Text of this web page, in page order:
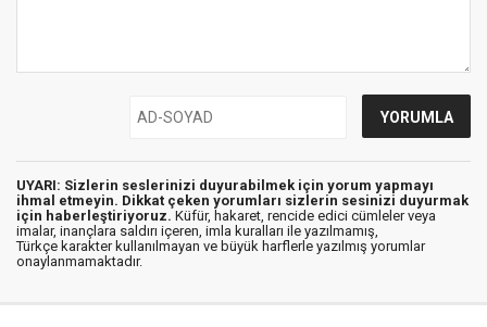
UYARI: Sizlerin seslerinizi duyurabilmek için yorum yapmayı
ihmal etmeyin. Dikkat çeken yorumları sizlerin sesinizi duyurmak
için haberleştiriyoruz. Küfür, hakaret, rencide edici cümleler veya
imalar, inançlara saldırı içeren, imla kuralları ile yazılmamış,
Türkçe karakter kullanılmayan ve büyük harflerle yazılmış yorumlar
onaylanmamaktadır.